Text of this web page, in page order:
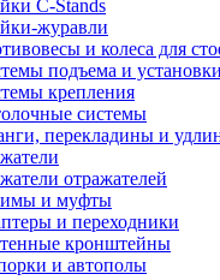
C-Stands
журавли
и колеса для
подъема и
крепления
системы
перекладины и
отражателей
и муфты
и переходники
кронштейны
и автополы